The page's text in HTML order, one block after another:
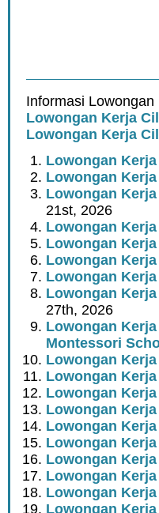
Informasi
Lowongan Kerja
Lowongan Kerja
Lowongan
Lowongan
Lowongan
21st, 2026
Lowongan
Lowongan
Lowongan
Lowongan
Lowongan
27th, 2026
Lowongan
Montessori
Lowongan
Lowongan
Lowongan
Lowongan
Lowongan
Lowongan
Lowongan
Lowongan Kerja
Lowongan
Lowongan